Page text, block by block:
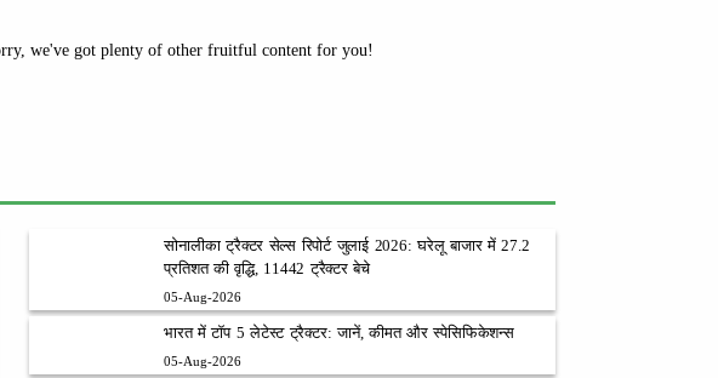
we've got plenty of other fruitful content for you!
सोनालीका ट्रैक्टर सेल्स रिपोर्ट जुलाई 2026: घरेलू बाजार में 27.2
प्रतिशत की वृद्धि, 11442 ट्रैक्टर बेचे
05-Aug-2026
भारत में टॉप 5 लेटेस्ट ट्रैक्टर: जानें, कीमत और स्पेसिफिकेशन्स
05-Aug-2026